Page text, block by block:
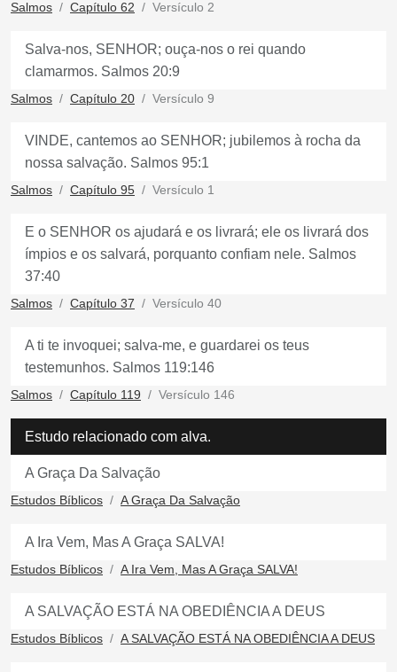
Salmos Capítulo 62 Versículo 2
Salva-nos, SENHOR; ouça-nos o rei quando
clamarmos. Salmos 20:9
Salmos Capítulo 20 Versículo 9
VINDE, cantemos ao SENHOR; jubilemos à rocha da
nossa salvação. Salmos 95:1
Salmos Capítulo 95 Versículo 1
E o SENHOR os ajudará e os livrará; ele os livrará dos
ímpios e os salvará, porquanto confiam nele. Salmos
37:40
Salmos Capítulo 37 Versículo 40
A ti te invoquei; salva-me, e guardarei os teus
testemunhos. Salmos 119:146
Salmos Capítulo 119 Versículo 146
Estudo relacionado com alva.
A Graça Da Salvação
Estudos Bíblicos A Graça Da Salvação
A Ira Vem, Mas A Graça SALVA!
Estudos Bíblicos A Ira Vem, Mas A Graça SALVA!
A SALVAÇÃO ESTÁ NA OBEDIÊNCIA A DEUS
Estudos Bíblicos A SALVAÇÃO ESTÁ NA OBEDIÊNCIA A DEUS